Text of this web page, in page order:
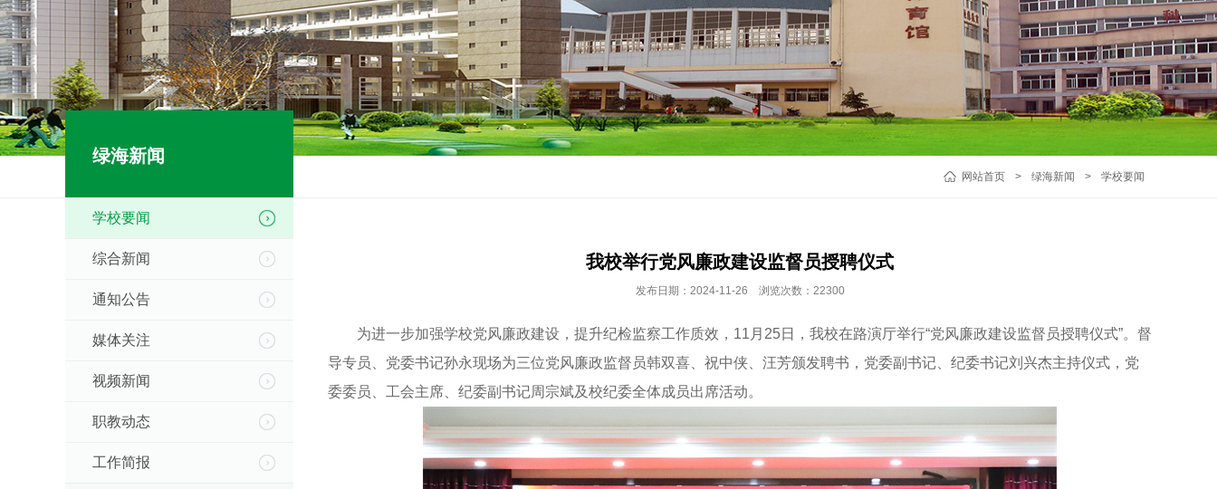
网站首页 > 绿海新闻 > 学校要闻
绿海新闻
学校要闻
综合新闻
通知公告
媒体关注
视频新闻
职教动态
工作简报
我校举行党风廉政建设监督员授聘仪式
发布日期：2024-11-26 浏览次数：22300
为进一步加强学校党风廉政建设，提升纪检监察工作质效，11月25日，我校在路演厅举行“党风廉政建设监督员授聘仪式”。督
导专员、党委书记孙永现场为三位党风廉政监督员韩双喜、祝中侠、汪芳颁发聘书，党委副书记、纪委书记刘兴杰主持仪式，党
委委员、工会主席、纪委副书记周宗斌及校纪委全体成员出席活动。